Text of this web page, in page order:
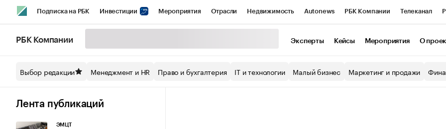
Подписка на РБК Инвестиции Мероприятия Отрасли Недвижимость Autonews РБК Компании Телеканал
Спецпроекты СПб Конференции СПб Спецпроекты Экономика Бизнес
Технологии и медиа
РБК Компании Эксперты Кейсы Мероприятия О
Выбор редакции Менеджмент и HR Право и бухгалтерия IT и технологии Малый бизнес Маркетинг и продажи
Лента публикаций
ЭМЦТ